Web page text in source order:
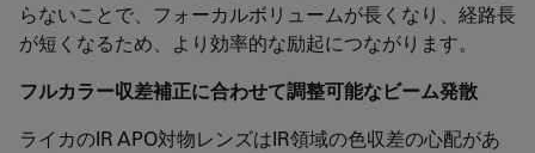
らないことで、フォーカルボリュームが長くなり、経路長
が短くなるため、より効率的な励起につながります。
フルカラー収差補正に合わせて調整可能なビーム発散
ライカのIR APO対物レンズはIR領域の色収差の心配があ